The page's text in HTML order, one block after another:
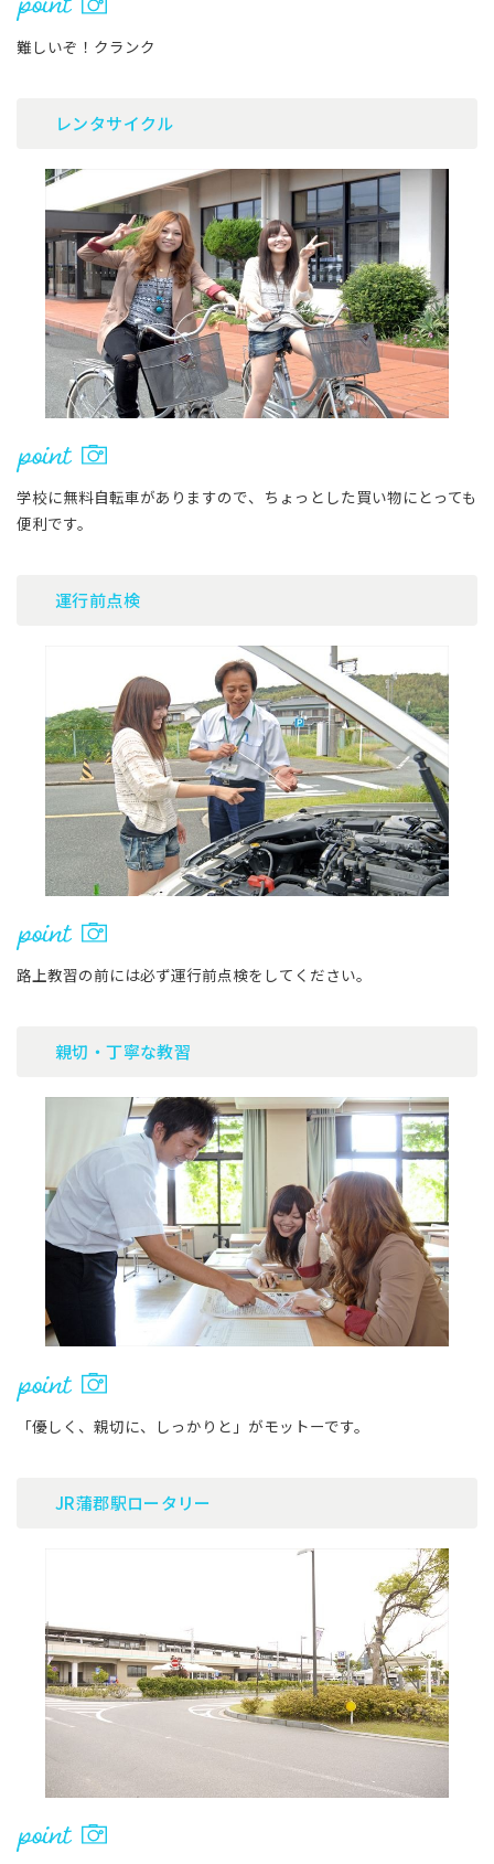
難しいぞ！クランク
レンタサイクル
学校に無料自転車がありますので、ちょっとした買い物にとっても
便利です。
運行前点検
路上教習の前には必ず運行前点検をしてください。
親切・丁寧な教習
「優しく、親切に、しっかりと」がモットーです。
JR蒲郡駅ロータリー